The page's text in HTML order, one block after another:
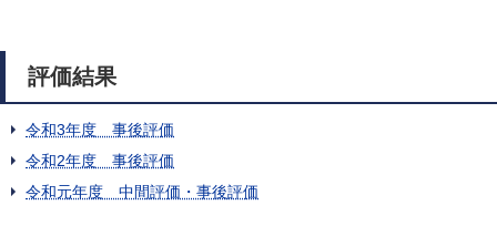
評価結果
令和3年度 事後評価
令和2年度 事後評価
令和元年度 中間評価・事後評価